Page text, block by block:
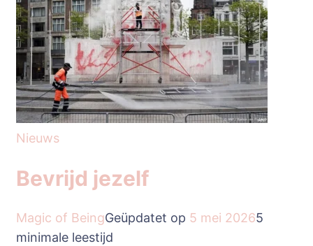
Nieuws
Bevrijd jezelf
Magic of BeingGeüpdatet op 5 mei 20265
minimale leestijd